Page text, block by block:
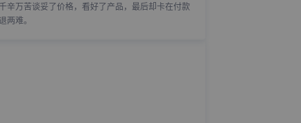
辛万苦谈妥了价格，看好了产品，最后却卡在付款
两难。